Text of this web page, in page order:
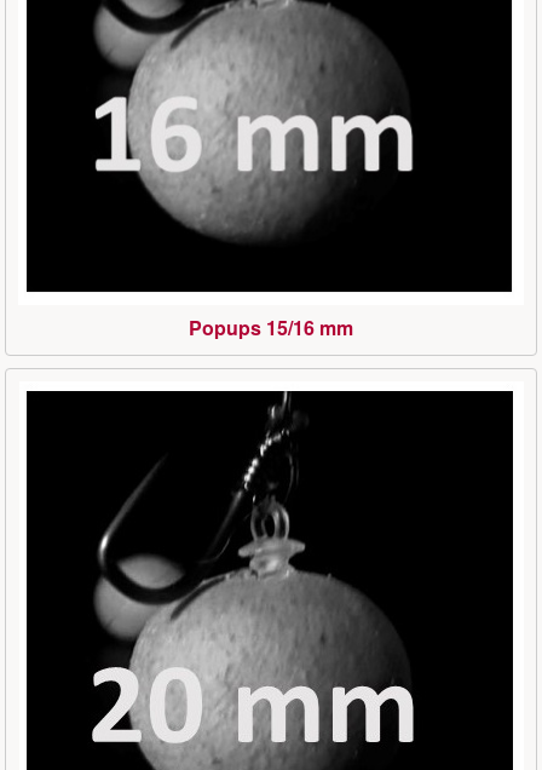
Popups 15/16 mm